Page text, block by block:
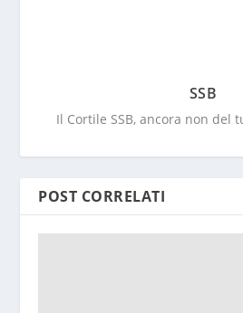
SSB
Il Cortile SSB, ancora non del
POST CORRELATI